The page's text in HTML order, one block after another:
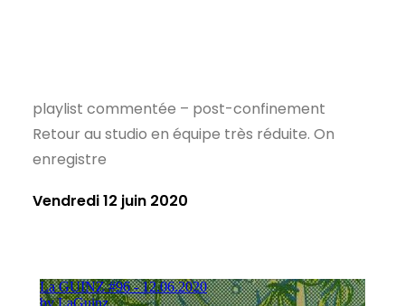
playlist commentée – post-confinement
Retour au studio en équipe très réduite. On
enregistre
Vendredi 12 juin 2020